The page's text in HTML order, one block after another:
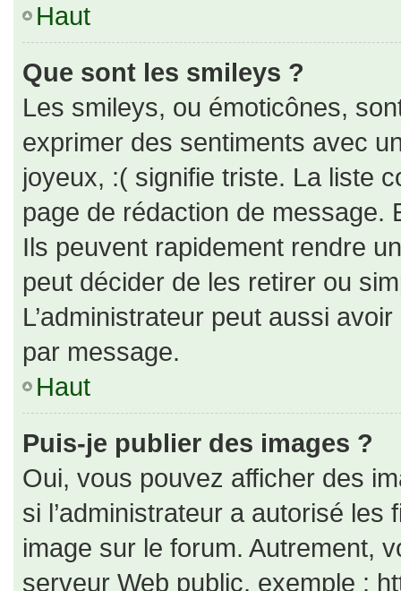
Haut
Que sont les smileys ?
Les smileys, ou émoticônes,
exprimer des sentiments avec
joyeux, :( signifie triste. La liste
page de rédaction de message.
Ils peuvent rapidement rendre
peut décider de les retirer ou
L’administrateur peut aussi
par message.
Haut
Puis-je publier des images ?
Oui, vous pouvez afficher des
si l’administrateur a autorisé
image sur le forum. Autrement,
serveur Web public, exemple :